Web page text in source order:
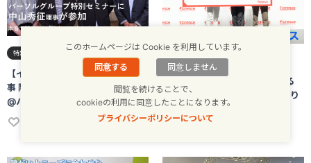
特集
【イベントレポート】 中山秀征理
事 障害とWell-beingについて語る
@パーソルグループ
2023年10月12日
SDGs パラリンアート運営事務局
#ふるさと納税でこどもを助ける
認定NPO法人フローレンスの取り
組み
このホームページは Cookie を利用しています。
同意する
同意しません
閲覧を続けることで、
cookieの利用に同意したことになります。
プライバシーポリシーについて